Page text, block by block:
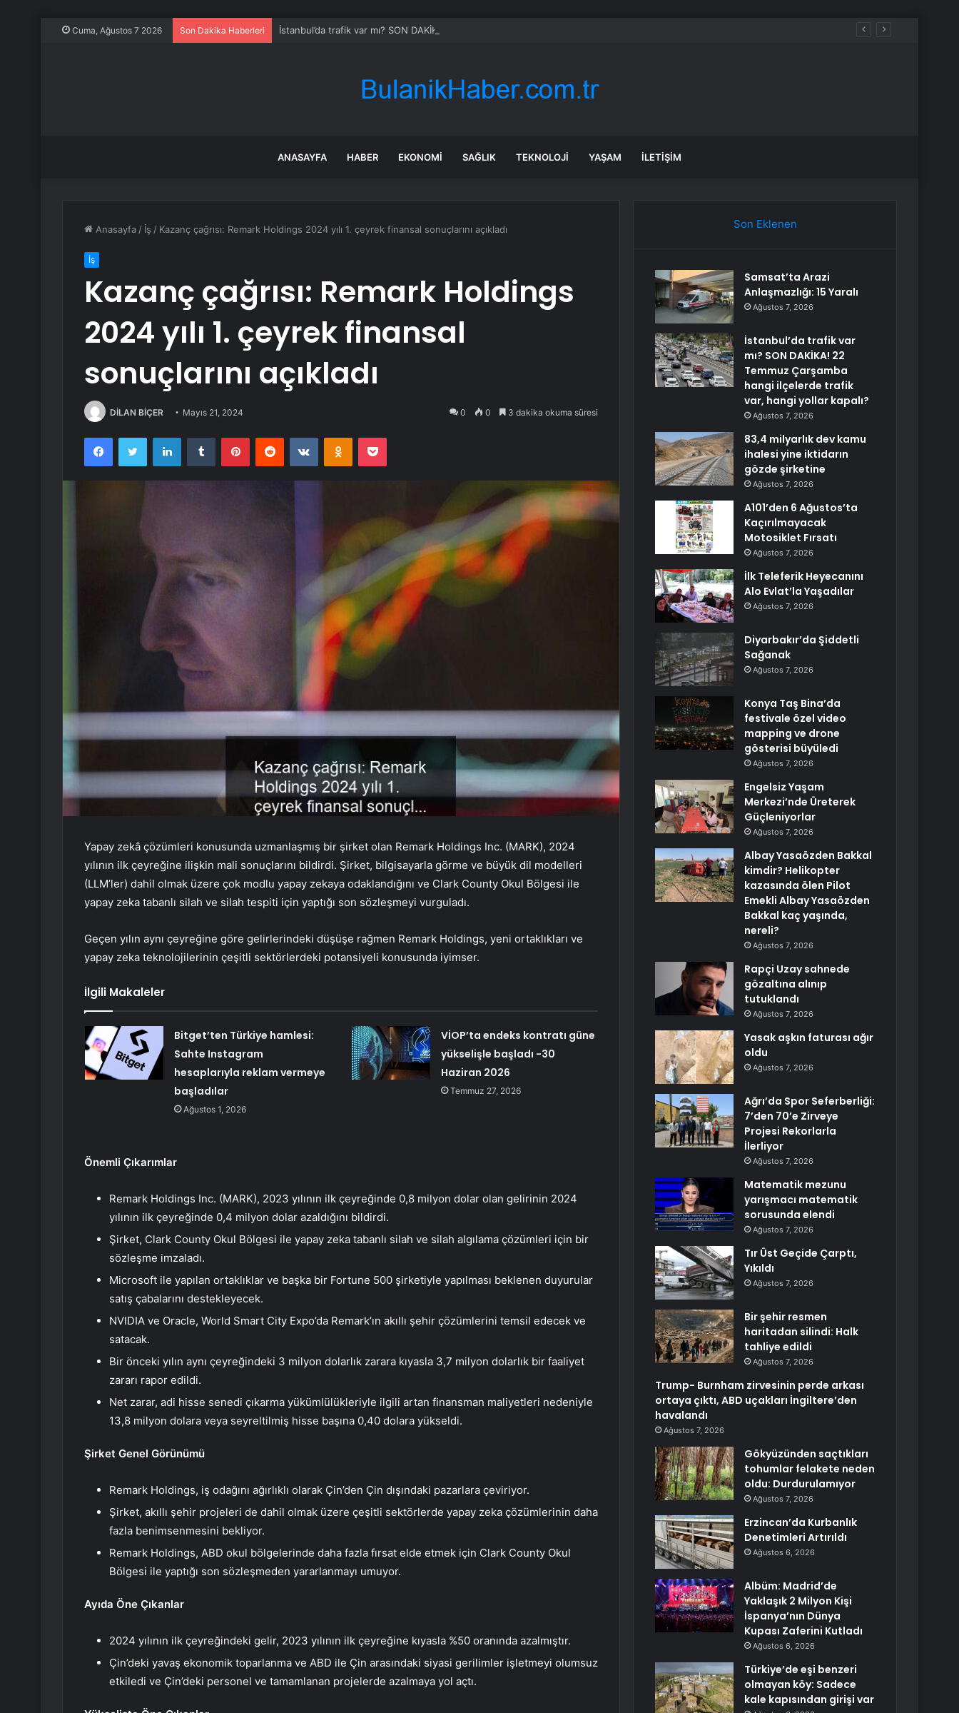
Cuma, Ağustos 7 2026 Son Dakika Haberleri İstanbul’da trafik var mı? SON DAKİKA! 22 Temmuz Çarşamba hangi ilçelerde trafik var, hangi yollar kapalı?
ANASAYFA HABER EKONOMI SAĞLIK TEKNOLOJI YAŞAM İLETIŞIM
Anasayfa / İş / Kazanç çağrısı: Remark Holdings 2024 yılı 1. çeyrek finansal sonuçlarını açıkladı
İş
Kazanç çağrısı: Remark Holdings
2024 yılı 1. çeyrek finansal
sonuçlarını açıkladı
DİLAN BİÇER Mayıs 21, 2024 0 0 3 dakika okuma süresi
FacebookTwitter LinkedInTumblr PinterestReddit VKontakteOdnoklassniki
Pocket
Yapay zekâ çözümleri konusunda uzmanlaşmış bir şirket olan Remark Holdings Inc. (MARK), 2024
yılının ilk çeyreğine ilişkin mali sonuçlarını bildirdi. Şirket, bilgisayarla görme ve büyük dil modelleri
(LLM’ler) dahil olmak üzere çok modlu yapay zekaya odaklandığını ve Clark County Okul Bölgesi ile
yapay zeka tabanlı silah ve silah tespiti için yaptığı son sözleşmeyi vurguladı.
Geçen yılın aynı çeyreğine göre gelirlerindeki düşüşe rağmen Remark Holdings, yeni ortaklıkları ve
yapay zeka teknolojilerinin çeşitli sektörlerdeki potansiyeli konusunda iyimser.
İlgili Makaleler
Bitget’ten Türkiye hamlesi:
Sahte Instagram
hesaplarıyla reklam vermeye
başladılar
Ağustos 1, 2026
VİOP’ta endeks kontratı güne
yükselişle başladı -30
Haziran 2026
Temmuz 27, 2026
Önemli Çıkarımlar
Remark Holdings Inc. (MARK), 2023 yılının ilk çeyreğinde 0,8 milyon dolar olan gelirinin 2024
yılının ilk çeyreğinde 0,4 milyon dolar azaldığını bildirdi.
Şirket, Clark County Okul Bölgesi ile yapay zeka tabanlı silah ve silah algılama çözümleri için bir
sözleşme imzaladı.
Microsoft ile yapılan ortaklıklar ve başka bir Fortune 500 şirketiyle yapılması beklenen duyurular
satış çabalarını destekleyecek.
NVIDIA ve Oracle, World Smart City Expo’da Remark’ın akıllı şehir çözümlerini temsil edecek ve
satacak.
Bir önceki yılın aynı çeyreğindeki 3 milyon dolarlık zarara kıyasla 3,7 milyon dolarlık bir faaliyet
zararı rapor edildi.
Net zarar, adi hisse senedi çıkarma yükümlülükleriyle ilgili artan finansman maliyetleri nedeniyle
13,8 milyon dolara veya seyreltilmiş hisse başına 0,40 dolara yükseldi.
Şirket Genel Görünümü
Remark Holdings, iş odağını ağırlıklı olarak Çin’den Çin dışındaki pazarlara çeviriyor.
Şirket, akıllı şehir projeleri de dahil olmak üzere çeşitli sektörlerde yapay zeka çözümlerinin daha
fazla benimsenmesini bekliyor.
Remark Holdings, ABD okul bölgelerinde daha fazla fırsat elde etmek için Clark County Okul
Bölgesi ile yaptığı son sözleşmeden yararlanmayı umuyor.
Ayıda Öne Çıkanlar
2024 yılının ilk çeyreğindeki gelir, 2023 yılının ilk çeyreğine kıyasla %50 oranında azalmıştır.
Çin’deki yavaş ekonomik toparlanma ve ABD ile Çin arasındaki siyasi gerilimler işletmeyi olumsuz
etkiledi ve Çin’deki personel ve tamamlanan projelerde azalmaya yol açtı.
Son Eklenen
Samsat’ta Arazi
Anlaşmazlığı: 15 Yaralı
Ağustos 7, 2026
İstanbul’da trafik var
mı? SON DAKİKA! 22
Temmuz Çarşamba
hangi ilçelerde trafik
var, hangi yollar kapalı?
Ağustos 7, 2026
83,4 milyarlık dev kamu
ihalesi yine iktidarın
gözde şirketine
Ağustos 7, 2026
A101’den 6 Ağustos’ta
Kaçırılmayacak
Motosiklet Fırsatı
Ağustos 7, 2026
İlk Teleferik Heyecanını
Alo Evlat’la Yaşadılar
Ağustos 7, 2026
Diyarbakır’da Şiddetli
Sağanak
Ağustos 7, 2026
Konya Taş Bina’da
festivale özel video
mapping ve drone
gösterisi büyüledi
Ağustos 7, 2026
Engelsiz Yaşam
Merkezi’nde Üreterek
Güçleniyorlar
Ağustos 7, 2026
Albay Yasaözden Bakkal
kimdir? Helikopter
kazasında ölen Pilot
Emekli Albay Yasaözden
Bakkal kaç yaşında,
nereli?
Ağustos 7, 2026
Rapçi Uzay sahnede
gözaltına alınıp
tutuklandı
Ağustos 7, 2026
Yasak aşkın faturası ağır
oldu
Ağustos 7, 2026
Ağrı’da Spor Seferberliği:
7’den 70’e Zirveye
Projesi Rekorlarla
İlerliyor
Ağustos 7, 2026
Matematik mezunu
yarışmacı matematik
sorusunda elendi
Ağustos 7, 2026
Tır Üst Geçide Çarptı,
Yıkıldı
Ağustos 7, 2026
Bir şehir resmen
haritadan silindi: Halk
tahliye edildi
Ağustos 7, 2026
Trump- Burnham zirvesinin perde arkası
ortaya çıktı, ABD uçakları İngiltere’den
havalandı
Ağustos 7, 2026
Gökyüzünden saçtıkları
tohumlar felakete neden
oldu: Durdurulamıyor
Ağustos 7, 2026
Erzincan’da Kurbanlık
Denetimleri Artırıldı
Ağustos 6, 2026
Albüm: Madrid’de
Yaklaşık 2 Milyon Kişi
İspanya’nın Dünya
Kupası Zaferini Kutladı
Ağustos 6, 2026
Türkiye’de eşi benzeri
olmayan köy: Sadece
kale kapısından girişi var